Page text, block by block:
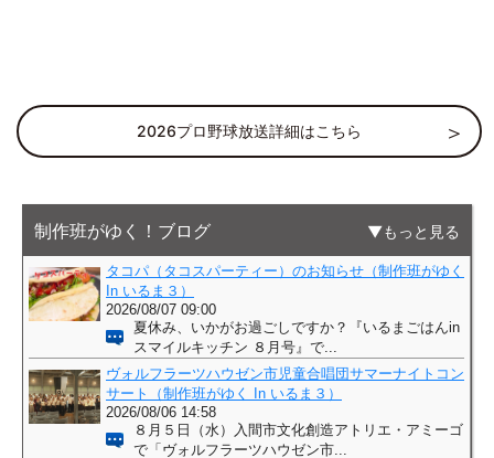
2026プロ野球放送詳細はこちら
制作班がゆく！ブログ もっと見る